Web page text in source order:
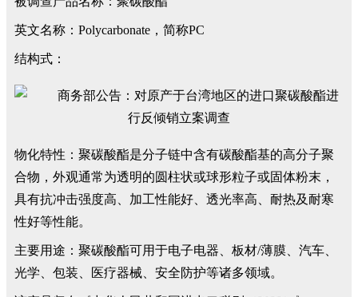
英文名称：Polycarbonate，简称PC
结构式：
物化特性：聚碳酸酯是分子链中含有碳酸酯基的高分子聚
合物，外观通常为透明的圆柱状或球形粒子或固体粉末，
具有抗冲击强度高、加工性能好、透光率高、耐热及耐寒
性好等性能。
主要用途：聚碳酸酯可用于电子电器、板材/薄膜、汽车、
光学、包装、医疗器械、安全防护等诸多领域。